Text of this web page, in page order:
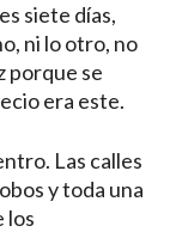
siete días,
ni lo otro, no
porque se
era este.
Las calles
y toda una
los